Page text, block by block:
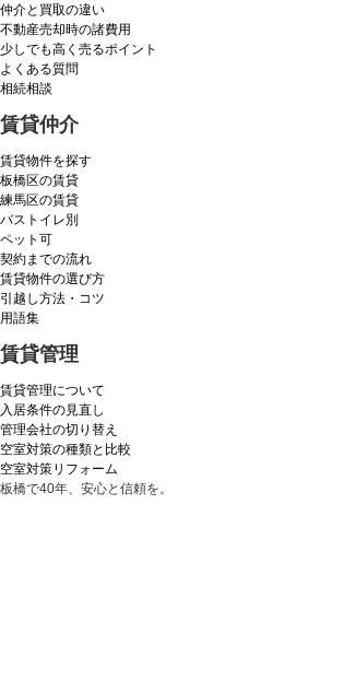
仲介と買取の違い
不動産売却時の諸費用
少しでも高く売るポイント
よくある質問
相続相談
賃貸仲介
賃貸物件を探す
板橋区の賃貸
練馬区の賃貸
バストイレ別
ペット可
契約までの流れ
賃貸物件の選び方
引越し方法・コツ
用語集
賃貸管理
賃貸管理について
入居条件の見直し
管理会社の切り替え
空室対策の種類と比較
空室対策リフォーム
板橋で40年、安心と信頼を。